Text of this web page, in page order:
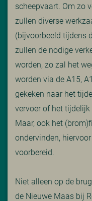
scheepvaart. Om zo
zullen diverse
(bijvoorbeeld tijdens
zullen de nodige
worden, zo zal het
worden via de A15,
gekeken naar het
vervoer of het
Maar, ook het
ondervinden,
voorbereid.
Niet alleen op de
de Nieuwe Maas bij